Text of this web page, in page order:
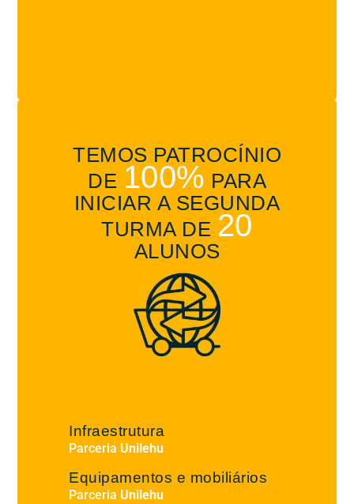
TEMOS PATROCÍNIO
DE 100% PARA
INICIAR A SEGUNDA
TURMA DE 20
ALUNOS
Infraestrutura
Parceria Unilehu
Equipamentos e mobiliários
Parceria Unilehu